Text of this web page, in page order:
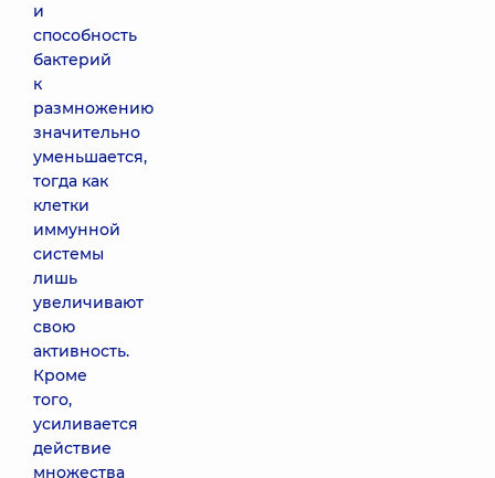
и
способность
бактерий
к
размножению
значительно
уменьшается,
тогда как
клетки
иммунной
системы
лишь
увеличивают
свою
активность.
Кроме
того,
усиливается
действие
множества